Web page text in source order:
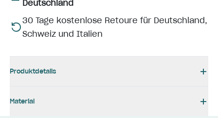
Deutschland
30 Tage kostenlose Retoure für Deutschland,
Schweiz und Italien
Produktdetails
Material